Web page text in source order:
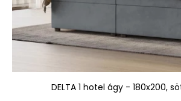
DELTA 1 hotel ágy - 180x200,